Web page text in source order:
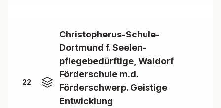
22
Christopherus-Schule-
Dortmund f. Seelen-
pflegebedürftige, Waldorf
Förderschule m.d.
Förderschwerp. Geistige
Entwicklung